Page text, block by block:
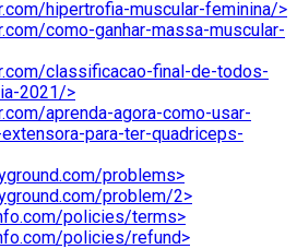
hipertrofia-muscular-feminina/>
como-ganhar-massa-muscular-
classificacao-final-de-todos-
2021/>
aprenda-agora-como-usar-
para-ter-quadriceps-
problems>
problem/2>
policies/terms>
policies/refund>